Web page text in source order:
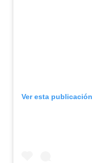
Ver esta